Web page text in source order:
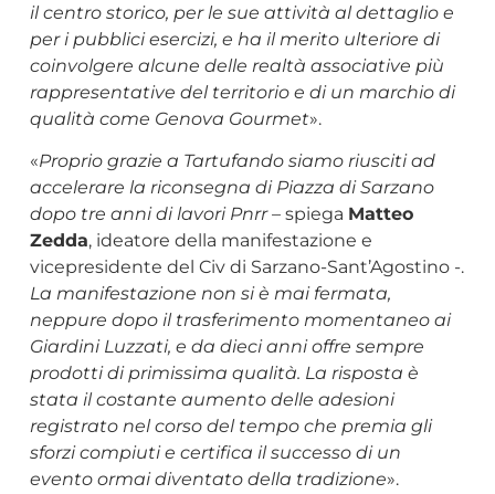
il centro storico, per le sue attività al dettaglio e
per i pubblici esercizi, e ha il merito ulteriore di
coinvolgere alcune delle realtà associative più
rappresentative del territorio e di un marchio di
qualità come Genova Gourmet».
«Proprio grazie a Tartufando siamo riusciti ad
accelerare la riconsegna di Piazza di Sarzano
dopo tre anni di lavori Pnrr– spiega Matteo
Zedda, ideatore della manifestazione e
vicepresidente del Civ di Sarzano-Sant’Agostino -.
La manifestazione non si è mai fermata,
neppure dopo il trasferimento momentaneo ai
Giardini Luzzati, e da dieci anni offre sempre
prodotti di primissima qualità. La risposta è
stata il costante aumento delle adesioni
registrato nel corso del tempo che premia gli
sforzi compiuti e certifica il successo di un
evento ormai diventato della tradizione».